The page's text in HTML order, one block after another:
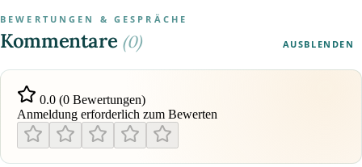
BEWERTUNGEN & GESPRÄCHE
Kommentare (0) AUSBLENDEN
0.0 (0 Bewertungen)
Anmeldung erforderlich zum Bewerten